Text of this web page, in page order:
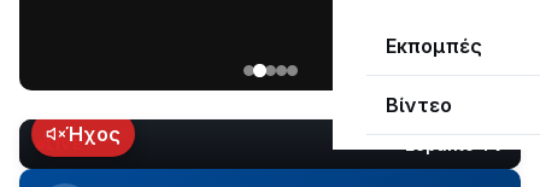
Εκπομπές
Βίντεο
Ναυπάκτου
εδώ
και
LIVEΉχος